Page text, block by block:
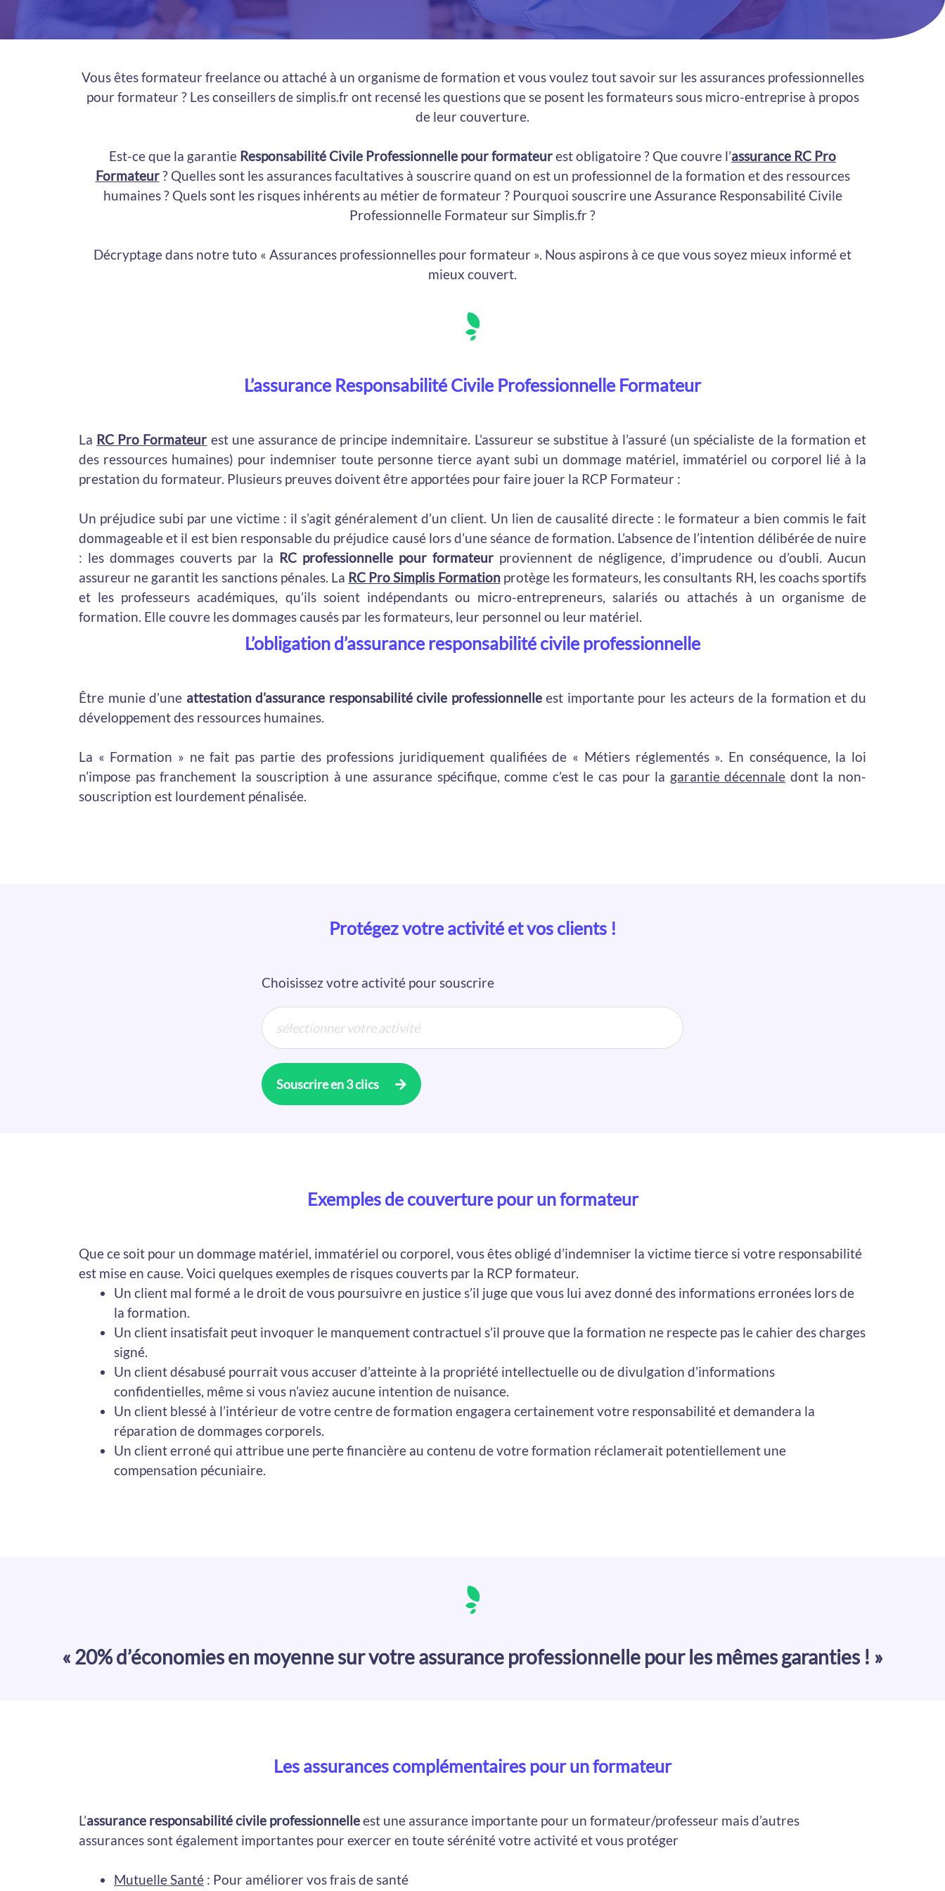
Vous êtes formateur freelance ou attaché à un organisme de formation et vous voulez tout savoir sur les assurances professionnelles
pour formateur ? Les conseillers de simplis.fr ont recensé les questions que se posent les formateurs sous micro-entreprise à propos
de leur couverture.
Est-ce que la garantie Responsabilité Civile Professionnelle pour formateurest obligatoire ? Que couvre l’assurance RC Pro
Formateur? Quelles sont les assurances facultatives à souscrire quand on est un professionnel de la formation et des ressources
humaines ? Quels sont les risques inhérents au métier de formateur ? Pourquoi souscrire une Assurance Responsabilité Civile
Professionnelle Formateur sur Simplis.fr ?
Décryptage dans notre tuto « Assurances professionnelles pour formateur ». Nous aspirons à ce que vous soyez mieux informé et
mieux couvert.
L’assurance Responsabilité Civile Professionnelle Formateur
La RC Pro Formateur est une assurance de principe indemnitaire. L’assureur se substitue à l’assuré (un spécialiste de la formation et
des ressources humaines) pour indemniser toute personne tierce ayant subi un dommage matériel, immatériel ou corporel lié à la
prestation du formateur. Plusieurs preuves doivent être apportées pour faire jouer la RCP Formateur :
Un préjudice subi par une victime : il s’agit généralement d’un client. Un lien de causalité directe : le formateur a bien commis le fait
dommageable et il est bien responsable du préjudice causé lors d’une séance de formation. L’absence de l’intention délibérée de nuire
: les dommages couverts par la RC professionnelle pour formateur proviennent de négligence, d’imprudence ou d’oubli. Aucun
assureur ne garantit les sanctions pénales. La RC Pro Simplis Formationprotège les formateurs, les consultants RH, les coachs sportifs
et les professeurs académiques, qu’ils soient indépendants ou micro-entrepreneurs, salariés ou attachés à un organisme de
formation. Elle couvre les dommages causés par les formateurs, leur personnel ou leur matériel.
L’obligation d’assurance responsabilité civile professionnelle
Être munie d’une attestation d’assurance responsabilité civile professionnelleest importante pour les acteurs de la formation et du
développement des ressources humaines.
La « Formation » ne fait pas partie des professions juridiquement qualifiées de « Métiers réglementés ». En conséquence, la loi
n’impose pas franchement la souscription à une assurance spécifique, comme c’est le cas pour la garantie décennale dont la non-
souscription est lourdement pénalisée.
Protégez votre activité et vos clients !
Choisissez votre activité pour souscrire
Souscrire en 3 clics
Exemples de couverture pour un formateur
Que ce soit pour un dommage matériel, immatériel ou corporel, vous êtes obligé d’indemniser la victime tierce si votre responsabilité
est mise en cause. Voici quelques exemples de risques couverts par la RCP formateur.
Un client mal formé a le droit de vous poursuivre en justice s’il juge que vous lui avez donné des informations erronées lors de
la formation.
Un client insatisfait peut invoquer le manquement contractuel s’il prouve que la formation ne respecte pas le cahier des charges
signé.
Un client désabusé pourrait vous accuser d’atteinte à la propriété intellectuelle ou de divulgation d’informations
confidentielles, même si vous n’aviez aucune intention de nuisance.
Un client blessé à l’intérieur de votre centre de formation engagera certainement votre responsabilité et demandera la
réparation de dommages corporels.
Un client erroné qui attribue une perte financière au contenu de votre formation réclamerait potentiellement une
compensation pécuniaire.
« 20% d’économies en moyenne sur votre assurance professionnelle pour les mêmes garanties ! »
Les assurances complémentaires pour un formateur
L’assurance responsabilité civile professionnelleest une assurance importante pour un formateur/professeur mais d’autres
assurances sont également importantes pour exercer en toute sérénité votre activité et vous protéger
Mutuelle Santé : Pour améliorer vos frais de santé